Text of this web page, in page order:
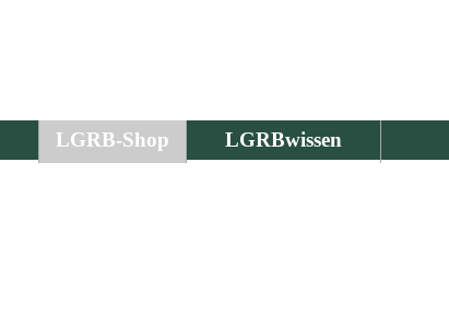
LGRB-Shop LGRBwissen